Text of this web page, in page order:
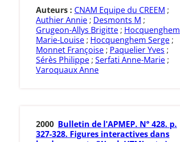
Auteurs : CNAM Equipe du CREEM ;
Authier Annie ; Desmonts M ;
Grugeon-Allys Brigitte ; Hocquenghem
Marie-Louise ; Hocquenghem Serge ;
Monnet Françoise ; Paquelier Yves ;
Sérès Philippe ; Serfati Anne-Marie ;
Varoquaux Anne
2000 Bulletin de l'APMEP. N° 428. p.
327-328. Figures interactives dans